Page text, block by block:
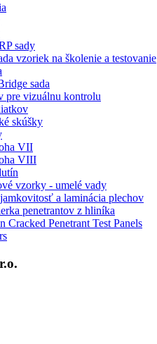
sady
vzoriek na školenie a testovanie
sada
pre vizuálnu kontrolu
skúšky
VII
VIII
vzorky - umelé vady
a laminácia plechov
penetrantov z hliníka
Penetrant Test Panels